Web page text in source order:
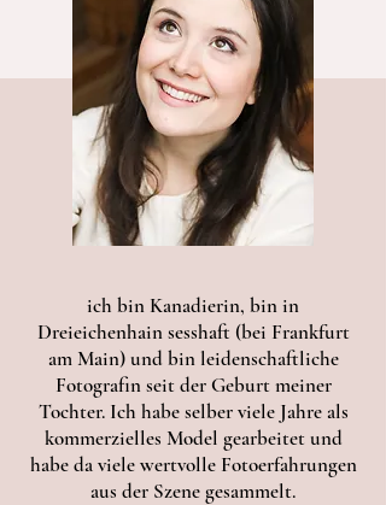
ich bin Kanadierin, bin in
Dreieichenhain sesshaft (bei Frankfurt
am Main) und bin leidenschaftliche
Fotografin seit der Geburt meiner
Tochter. Ich habe selber viele Jahre als
kommerzielles Model gearbeitet und
habe da viele wertvolle Fotoerfahrungen
aus der Szene gesammelt.